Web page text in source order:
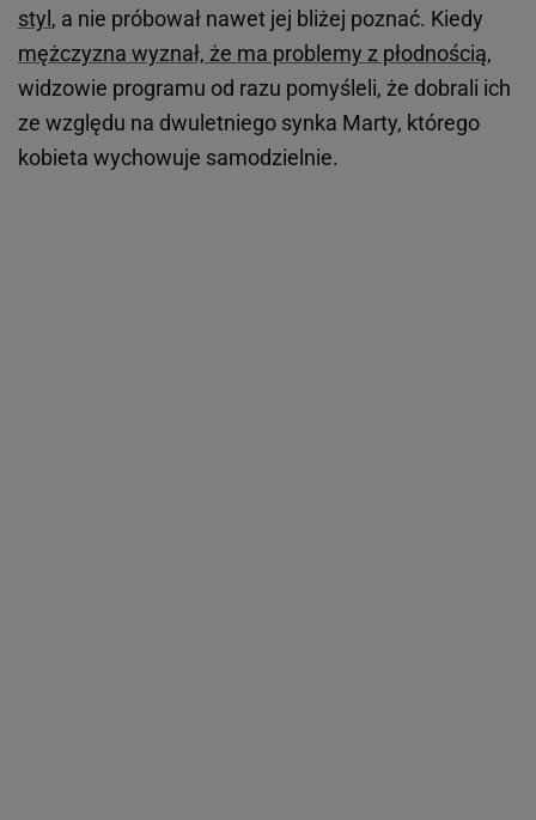
styl , a nie próbował nawet jej bliżej poznać. Kiedy
mężczyzna wyznał, że ma problemy z płodnością,
widzowie programu od razu pomyśleli, że dobrali ich
ze względu na dwuletniego synka Marty, którego
kobieta wychowuje samodzielnie.